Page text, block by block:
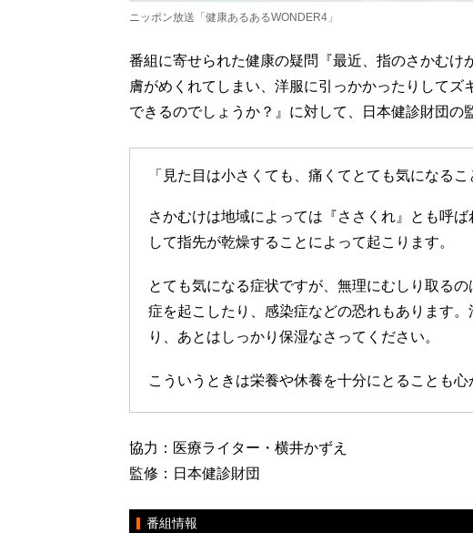
ニッポン放送「健康あるあるWONDER4」
番組に寄せられた健康の疑問『最近、指のさかむけ
膚がめくれてしまい、洋服に引っかかったりしてズ
できるのでしょうか？』に対して、日本健診財団の
「見た目は小さくても、痛くてとても気になるこ
さかむけは地域によっては『ささくれ』とも呼
して指先が乾燥することによって起こります。
とても気になる症状ですが、無理にむしり取る
症を起こしたり、感染症などの恐れもあります
り、あとはしっかり保湿なさってください。
こういうときは栄養や休養を十分にとることも心
協力：医療ライター・横井かずえ
監修：日本健診財団
番組情報